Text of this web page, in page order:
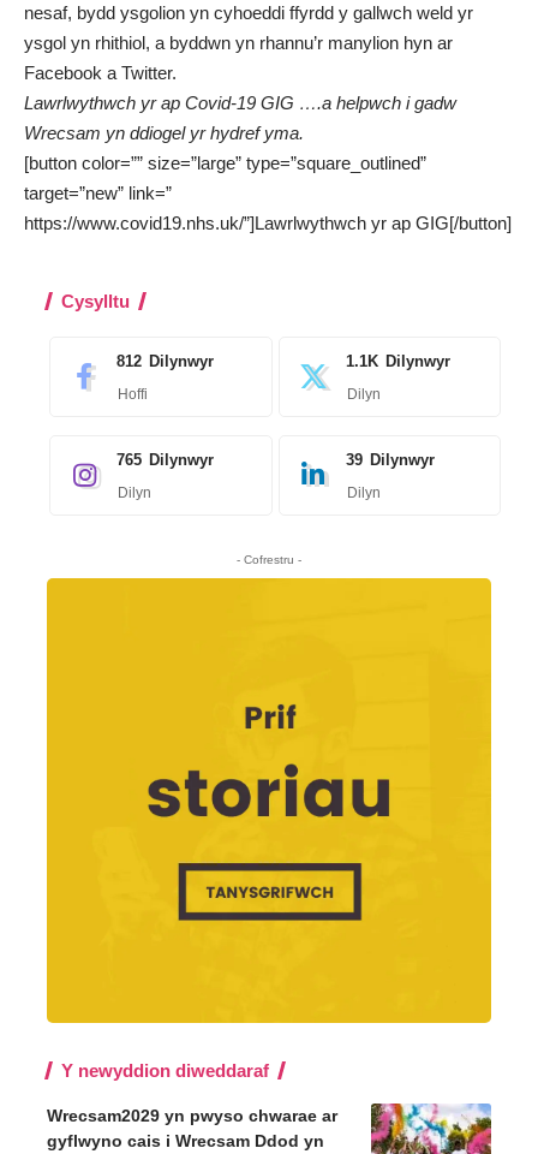
nesaf, bydd ysgolion yn cyhoeddi ffyrdd y gallwch weld yr
ysgol yn rhithiol, a byddwn yn rhannu’r manylion hyn ar
Facebook a Twitter.
Lawrlwythwch yr ap Covid-19 GIG ….a helpwch i gadw
Wrecsam yn ddiogel yr hydref yma.
[button color=”” size=”large” type=”square_outlined”
target=”new” link=”
https://www.covid19.nhs.uk/”]Lawrlwythwch yr ap GIG[/button]
Cysylltu
812 Dilynwyr
Hoffi
1.1K Dilynwyr
Dilyn
765 Dilynwyr
Dilyn
39 Dilynwyr
Dilyn
- Cofrestru -
Y newyddion diweddaraf
Wrecsam2029 yn pwyso chwarae ar
gyflwyno cais i Wrecsam Ddod yn